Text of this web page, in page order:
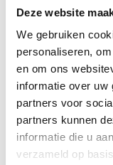
Deze website
We gebruiken
personaliseren,
en om ons
informatie over uw
partners voor
partners kunnen
informatie die u
verzameld op
Old Man Emu